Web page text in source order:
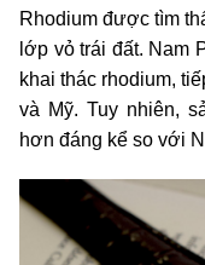
Rhodium được tìm
lớp vỏ trái đất. Nam
khai thác rhodium,
và Mỹ. Tuy nhiên,
hơn đáng kể so với